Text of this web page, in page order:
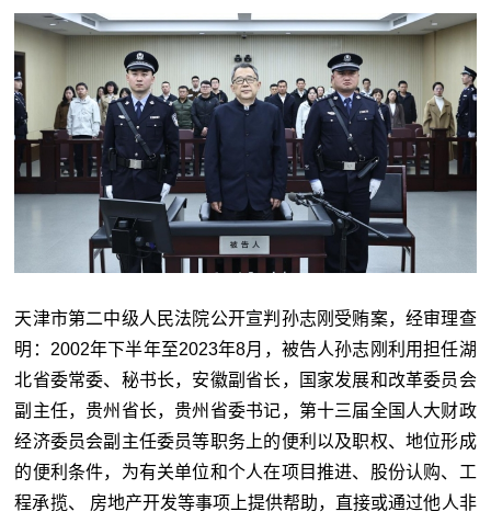
天津市第二中级人民法院公开宣判孙志刚受贿案，经审理查
明：2002年下半年至2023年8月，被告人孙志刚利用担任湖
北省委常委、秘书长，安徽副省长，国家发展和改革委员会
副主任，贵州省长，贵州省委书记，第十三届全国人大财政
经济委员会副主任委员等职务上的便利以及职权、地位形成
的便利条件，为有关单位和个人在项目推进、股份认购、工
程承揽、 房地产开发等事项上提供帮助，直接或通过他人非